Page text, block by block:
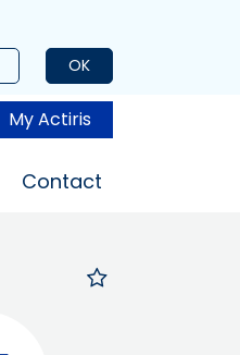
OK
My Actiris
Contact